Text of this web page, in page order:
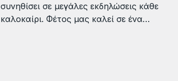
συνηθίσει σε μεγάλες εκδηλώσεις κάθε
καλοκαίρι. Φέτος μας καλεί σε ένα…